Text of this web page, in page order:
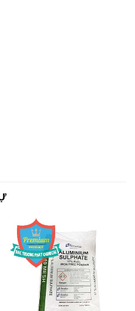
Phèn Nhôm – Al2(SO4)3 17%
Ấn Độ India